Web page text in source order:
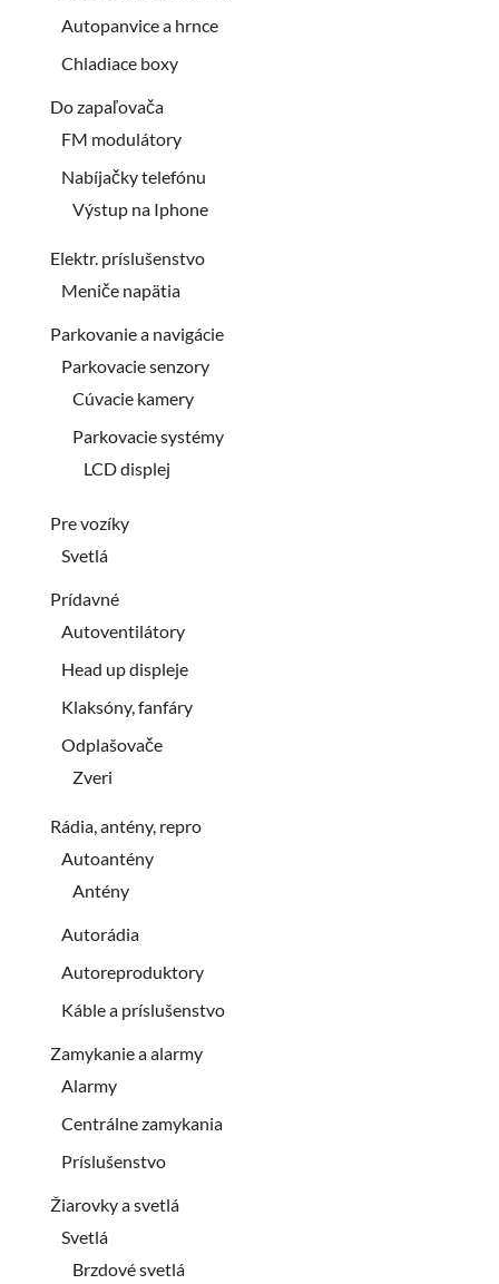
Autopanvice a hrnce
Chladiace boxy
Do zapaľovača
FM modulátory
Nabíjačky telefónu
Výstup na Iphone
Elektr. príslušenstvo
Meniče napätia
Parkovanie a navigácie
Parkovacie senzory
Cúvacie kamery
Parkovacie systémy
LCD displej
Pre vozíky
Svetlá
Prídavné
Autoventilátory
Head up displeje
Klaksóny, fanfáry
Odplašovače
Zveri
Rádia, antény, repro
Autoantény
Antény
Autorádia
Autoreproduktory
Káble a príslušenstvo
Zamykanie a alarmy
Alarmy
Centrálne zamykania
Príslušenstvo
Žiarovky a svetlá
Svetlá
Brzdové svetlá